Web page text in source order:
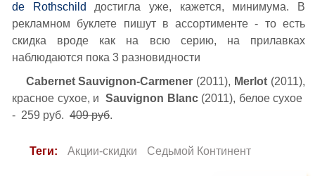
de Rothschild достигла уже, кажется, минимума. В
рекламном буклете пишут в ассортименте - то есть
скидка вроде как на всю серию, на прилавках
наблюдаются пока 3 разновидности
Cabernet Sauvignon-Carmener (2011), Merlot (2011),
красное сухое, и Sauvignon Blanc(2011), белое сухое
- 259 руб. 409 руб.
Теги: Акции-скидки Седьмой Континент